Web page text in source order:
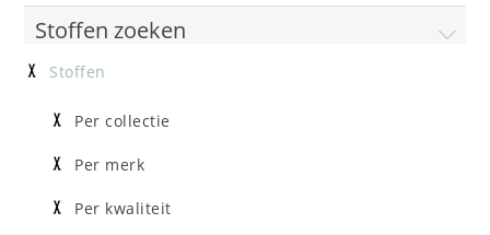
Stoffen zoeken
Stoffen
Per collectie
Per merk
Per kwaliteit